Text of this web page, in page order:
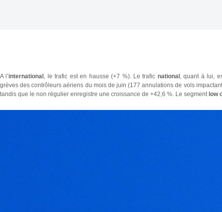
A l’international , le trafic est en hausse (+7 %). Le trafic national , quant à lui,
grèves des contrôleurs aériens du mois de juin (177 annulations de vols
tandis que le non régulier enregistre une croissance de +42,6 %. Le segment low